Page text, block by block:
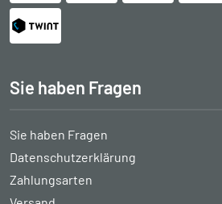
Sie haben Fragen
Sie haben Fragen
Datenschutzerklärung
Zahlungsarten